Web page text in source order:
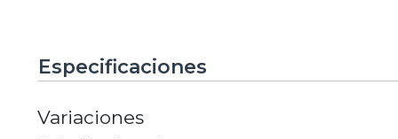
Especificaciones
Variaciones